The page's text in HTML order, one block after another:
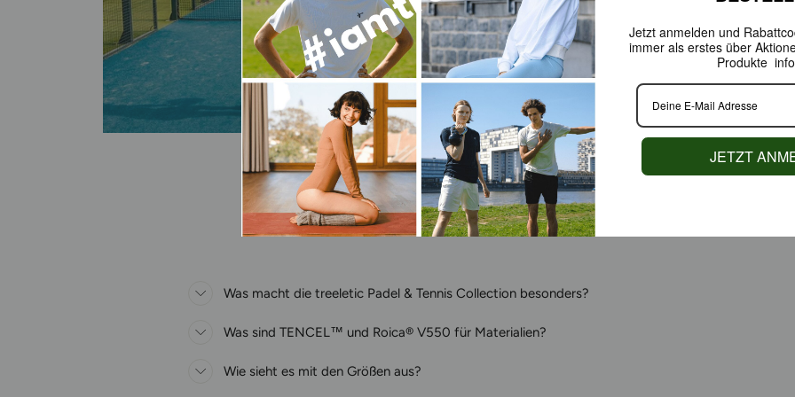
Als Green
Sportswear
Funktion
genauso gut
FAQS
Was macht die treeletic Padel & Tennis Collection besonders?
Was sind TENCEL™ und Roica® V550 für Materialien?
Wie sieht es mit den Größen aus?
Jetzt anmelden und
immer als erstes über
Produkte
JETZT